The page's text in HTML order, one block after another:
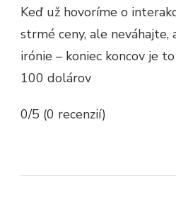
Keď už hovoríme o
strmé ceny, ale
irónie – koniec koncov je
100 dolárov
0/5 (0 recenzií)